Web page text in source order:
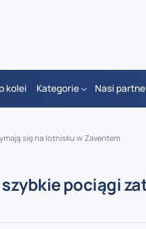
kolei Kategorie Nasi
się na lotnisku w Zaventem
pociągi